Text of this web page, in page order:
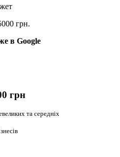
грн.
в Google
грн
та середніх